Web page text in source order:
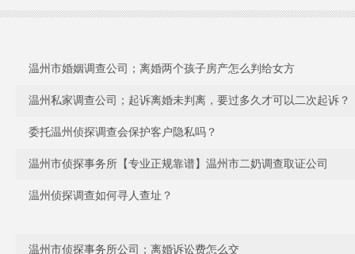
温州市婚姻调查公司；离婚两个孩子房产怎么判给女方
温州私家调查公司；起诉离婚未判离，要过多久才可以二次起诉？
委托温州侦探调查会保护客户隐私吗？
温州市侦探事务所【专业正规靠谱】温州市二奶调查取证公司
温州侦探调查如何寻人查址？
温州市侦探事务所公司；离婚诉讼费怎么交